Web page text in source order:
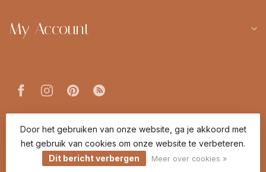
My Account
© Copyright 2026 Limited Leaves
Door het gebruiken van onze website, ga je akkoord met
het gebruik van cookies om onze website te verbeteren.
Dit bericht verbergen
Meer over cookies »